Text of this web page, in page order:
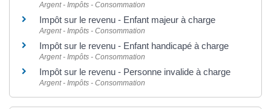
Argent - Impôts - Consommation
Impôt sur le revenu - Enfant majeur à charge
Argent - Impôts - Consommation
Impôt sur le revenu - Enfant handicapé à charge
Argent - Impôts - Consommation
Impôt sur le revenu - Personne invalide à charge
Argent - Impôts - Consommation